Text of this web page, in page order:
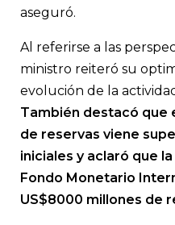
aseguró.
Al referirse a las
ministro reiteró su
evolución de la
También destacó que
de reservas viene
iniciales y aclaró que
Fondo Monetario
US$8000 millones de